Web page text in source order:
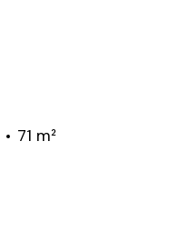
71 m²